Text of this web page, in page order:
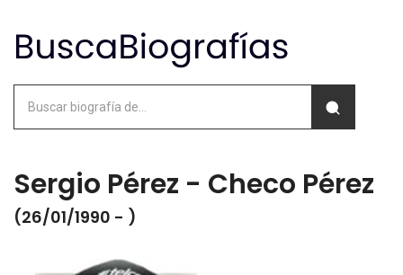
Sergio Pérez - Checo Pérez
(26/01/1990 - )